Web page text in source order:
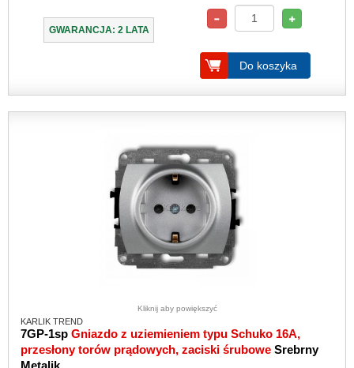
GWARANCJA: 2 LATA
Do koszyka
Kliknij aby powiększyć
KARLIK TREND
7GP-1sp Gniazdo z uziemieniem typu Schuko 16A,
przesłony torów prądowych, zaciski śrubowe Srebrny
Metalik